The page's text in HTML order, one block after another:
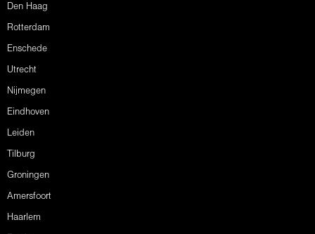
Den Haag
Rotterdam
Enschede
Utrecht
Nijmegen
Eindhoven
Leiden
Tilburg
Groningen
Amersfoort
Haarlem